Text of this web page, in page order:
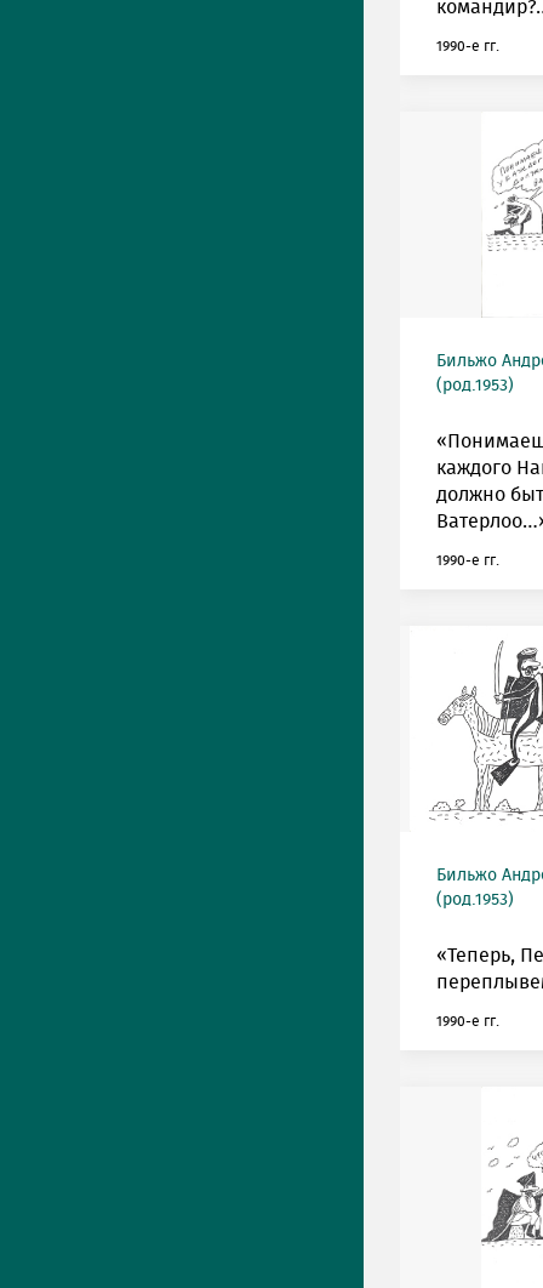
1990-е гг.
Бильжо
(род.1953)
каждого
должно
1990-е гг.
Бильжо
(род.1953)
«Теперь,
1990-е гг.